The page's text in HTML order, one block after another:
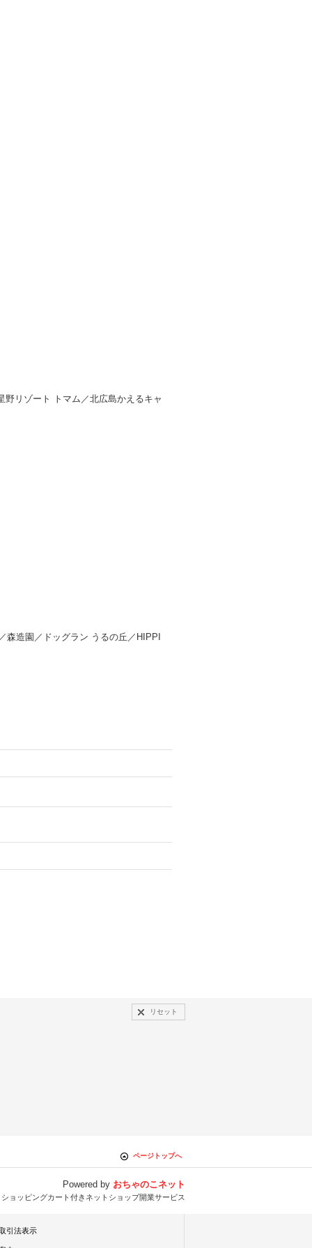
リゾート トマム／北広島かえるキャ
造園／ドッグラン うるの丘／HIPPI
リセット
ページトップへ
Powered by おちゃのこネット
ョッピングカート付きネットショップ開業サービス
引法表示